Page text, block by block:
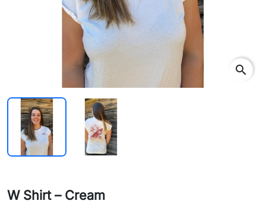
search
W Shirt – Cream